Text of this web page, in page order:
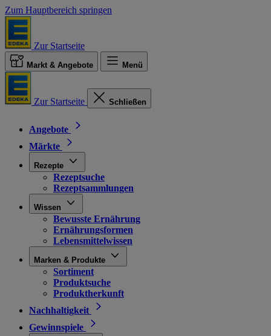
Zum Hauptbereich springen
Zur Startseite
Markt & Angebote Menü
Zur Startseite Schließen
Angebote
Märkte
Rezepte
Rezeptsuche
Rezeptsammlungen
Wissen
Bewusste Ernährung
Ernährungsformen
Lebensmittelwissen
Marken & Produkte
Sortiment
Produktsuche
Produktherkunft
Nachhaltigkeit
Gewinnspiele